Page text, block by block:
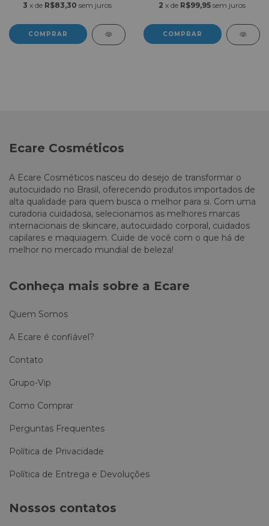
3 x de R$83,30 sem juros 2 x de R$99,95 sem juros
Ecare Cosméticos
A Ecare Cosméticos nasceu do desejo de transformar o
autocuidado no Brasil, oferecendo produtos importados de
alta qualidade para quem busca o melhor para si. Com uma
curadoria cuidadosa, selecionamos as melhores marcas
internacionais de skincare, autocuidado corporal, cuidados
capilares e maquiagem. Cuide de você com o que há de
melhor no mercado mundial de beleza!
Conheça mais sobre a Ecare
Quem Somos
A Ecare é confiável?
Contato
Grupo-Vip
Como Comprar
Perguntas Frequentes
Política de Privacidade
Política de Entrega e Devoluções
Nossos contatos